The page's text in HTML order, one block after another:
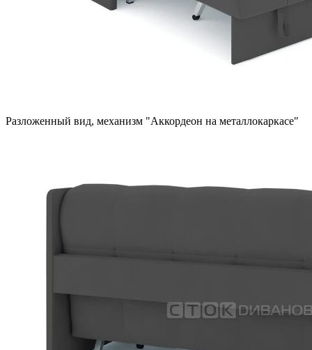
Разложенный вид, механизм "Аккордеон на металлокаркасе"